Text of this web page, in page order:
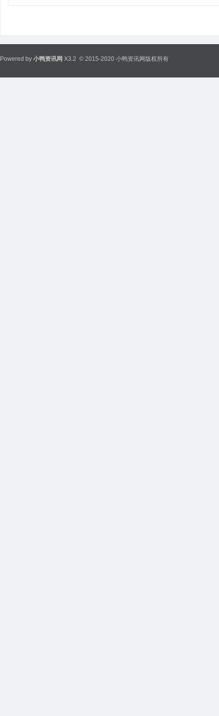
Powered by 小鸭资讯网 X3.2 © 2015-2020 小鸭资讯网版权所有